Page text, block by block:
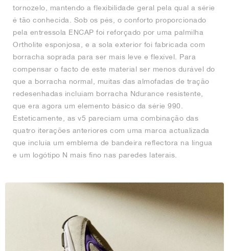
tornozelo, mantendo a flexibilidade geral pela qual a série
é tão conhecida. Sob os pés, o conforto proporcionado
pela entressola ENCAP foi reforçado por uma palmilha
Ortholite esponjosa, e a sola exterior foi fabricada com
borracha soprada para ser mais leve e flexível. Para
compensar o facto de este material ser menos durável do
que a borracha normal, muitas das almofadas de tração
redesenhadas incluíam borracha Ndurance resistente,
que era agora um elemento básico da série 990.
Esteticamente, as v5 pareciam uma combinação das
quatro iterações anteriores com uma marca actualizada
que incluía um emblema de bandeira reflectora na língua
e um logótipo N mais fino nas paredes laterais.